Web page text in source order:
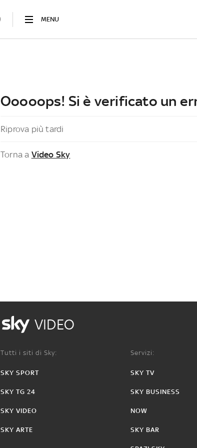
MENU
Ooooops! Si è verificato un
Riprova più tardi
Torna a Video Sky
VIDEO
Tutti i siti di Sky:
SKY SPORT
SKY TG 24
SKY VIDEO
SKY ARTE
Servizi:
SKY TV
SKY BUSINESS
NOW
SKY BAR